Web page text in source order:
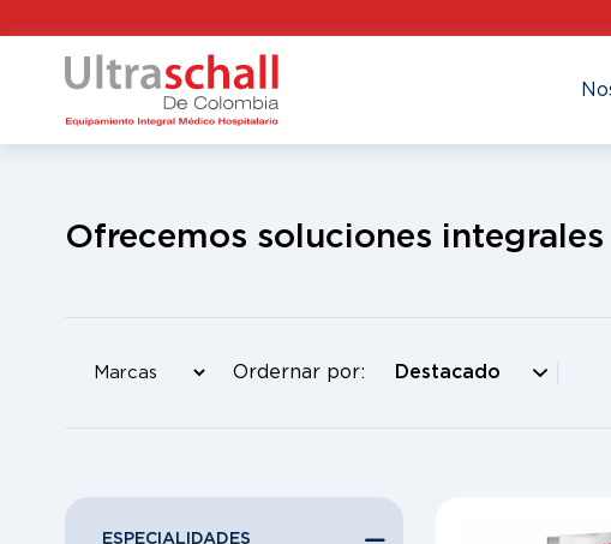
Ofrecemos soluciones integrales
Ordernar por:
ESPECIALIDADES